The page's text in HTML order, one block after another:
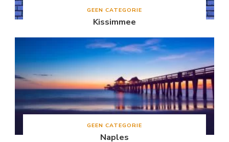
GEEN CATEGORIE
Kissimmee
GEEN CATEGORIE
Naples